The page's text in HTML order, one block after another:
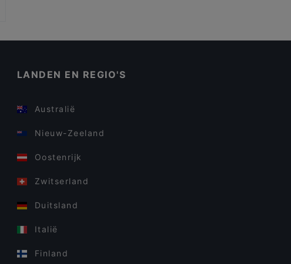
LANDEN EN REGIO'S
Australië
Nieuw-Zeeland
Oostenrijk
Zwitserland
Duitsland
Italië
Finland